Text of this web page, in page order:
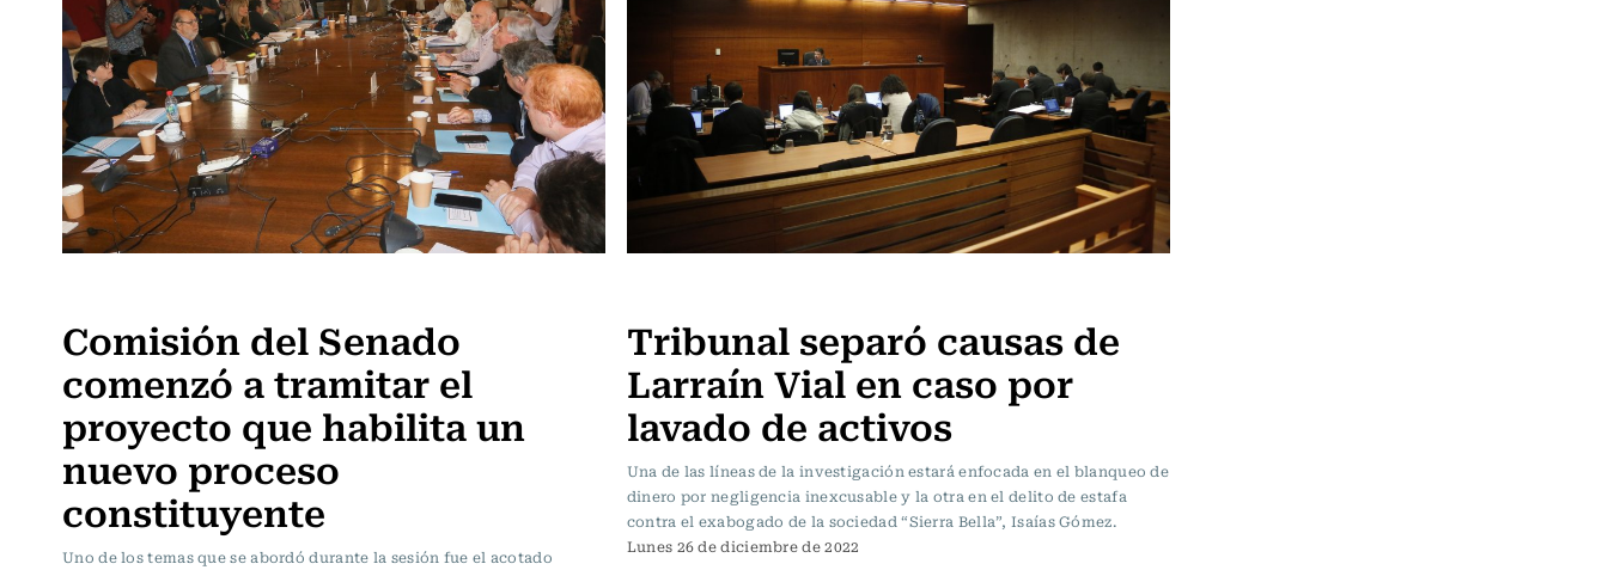
Comisión del Senado
comenzó a tramitar el
proyecto que habilita un
nuevo proceso
constituyente
Uno de los temas que se abordó durante la sesión fue el acotado
Tribunal separó causas de
Larraín Vial en caso por
lavado de activos
Una de las líneas de la investigación estará enfocada en el blanqueo de
dinero por negligencia inexcusable y la otra en el delito de estafa
contra el exabogado de la sociedad “Sierra Bella”, Isaías Gómez.
Lunes 26 de diciembre de 2022